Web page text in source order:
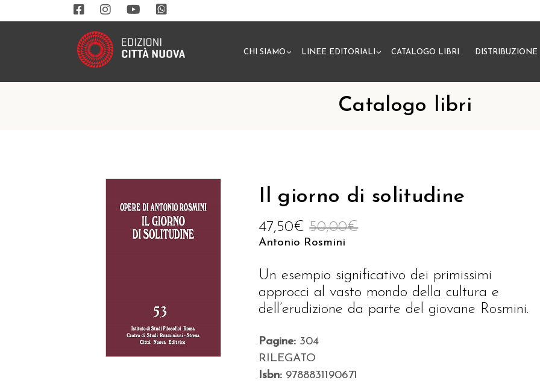
CHI SIAMO LINEE EDITORIALI CATALOGO LIBRI DISTRIBUZIONE
Catalogo libri
Il giorno di solitudine
50,00€
47,50€
Antonio Rosmini
Un esempio significativo dei primissimi
approcci al vasto mondo della cultura e
dell’erudizione da parte del giovane Rosmini.
Pagine: 304
RILEGATO
Isbn: 9788831190671